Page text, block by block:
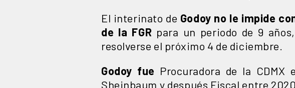
El interinato de Godoy no le impide
de la FGR para un periodo de 9
resolverse el próximo 4 de diciembre.
Godoy fue Procuradora de la
Sheinbaum y después Fiscal entre